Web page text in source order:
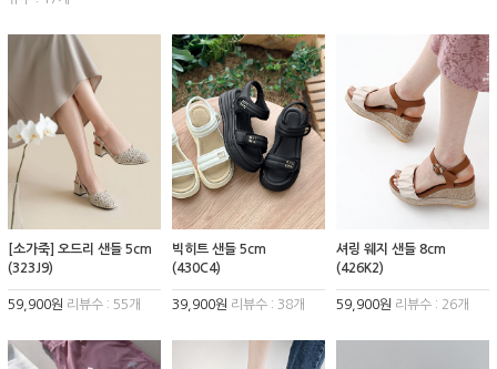
[소가죽] 오드리 샌들 5cm
(323J9)
59,900원 리뷰수 : 55개
빅히트 샌들 5cm
(430C4)
39,900원 리뷰수 : 38개
셔링 웨지 샌들 8cm
(426K2)
59,900원 리뷰수 : 26개